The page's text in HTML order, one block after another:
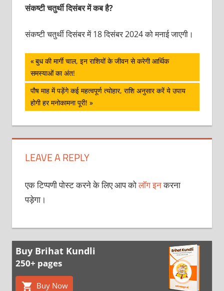
संकष्टी चतुर्थी दिसंबर में कब है?
संकष्टी चतुर्थी दिसंबर में 18 दिसंबर 2024 को मनाई जाएगी।
पोस्ट
नेविगेशन
Previous
Post:
बुध की मार्गी चाल, इन राशियों के जीवन से करेगी आर्थिक
समस्याओं का अंत!
Next
Post:
पौष माह में पड़ेंगे कई महत्वपूर्ण त्योहार, राशि अनुसार करें ये उपाय
होगी हर मनोकामना पूरी!
LEAVE A REPLY
एक टिप्पणी पोस्ट करने के लिए आप कोलॉग इनकरना
पड़ेगा।
Buy Brihat Kundli
250+ pages
Buy Now